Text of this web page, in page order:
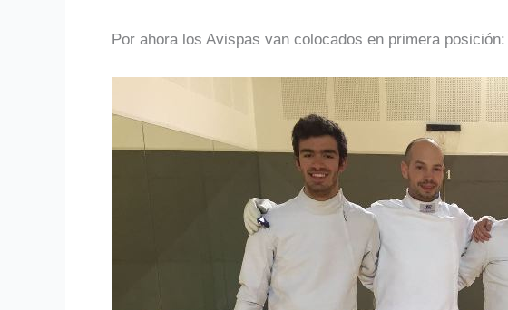
Por ahora los Avispas van colocados en primera posición: